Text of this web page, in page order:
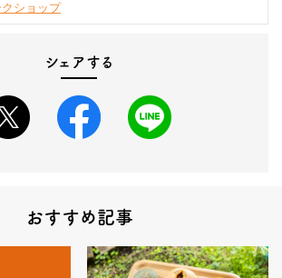
ショップ
シェアする
おすすめ記事